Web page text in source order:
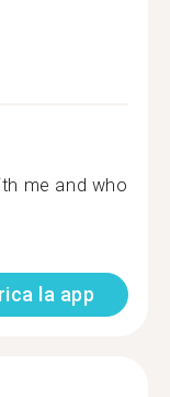
me and who
la app